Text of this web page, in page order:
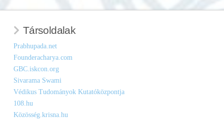
Társoldalak
Prabhupada.net
Founderacharya.com
GBC.iskcon.org
Sivarama Swami
Védikus Tudományok Kutatóközpontja
108.hu
Közösség.krisna.hu